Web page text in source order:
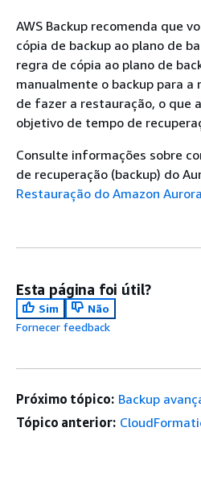
AWS Backup recomenda que
cópia de backup ao plano de
regra de cópia ao plano de
manualmente o backup para a
de fazer a restauração, o que
objetivo de tempo de
Consulte informações sobre
de recuperação (backup) do
Restauração do Amazon
Esta página foi útil?
Sim
Não
Fornecer feedback
Próximo tópico: Backup
Tópico anterior: